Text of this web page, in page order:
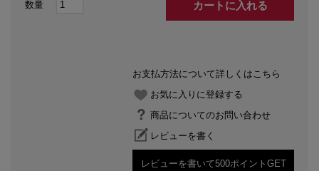
カートに入れる
お支払方法について詳しくはこちら
お気に入りに登録する
商品についてのお問い合わせ
レビューを書く
レビューを書いて500ポイントGET